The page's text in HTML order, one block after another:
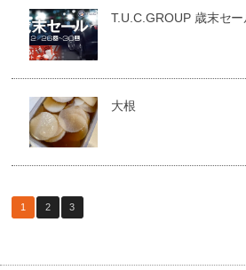
T.U.C.GROUP 歳末セー
大根
1 2 3